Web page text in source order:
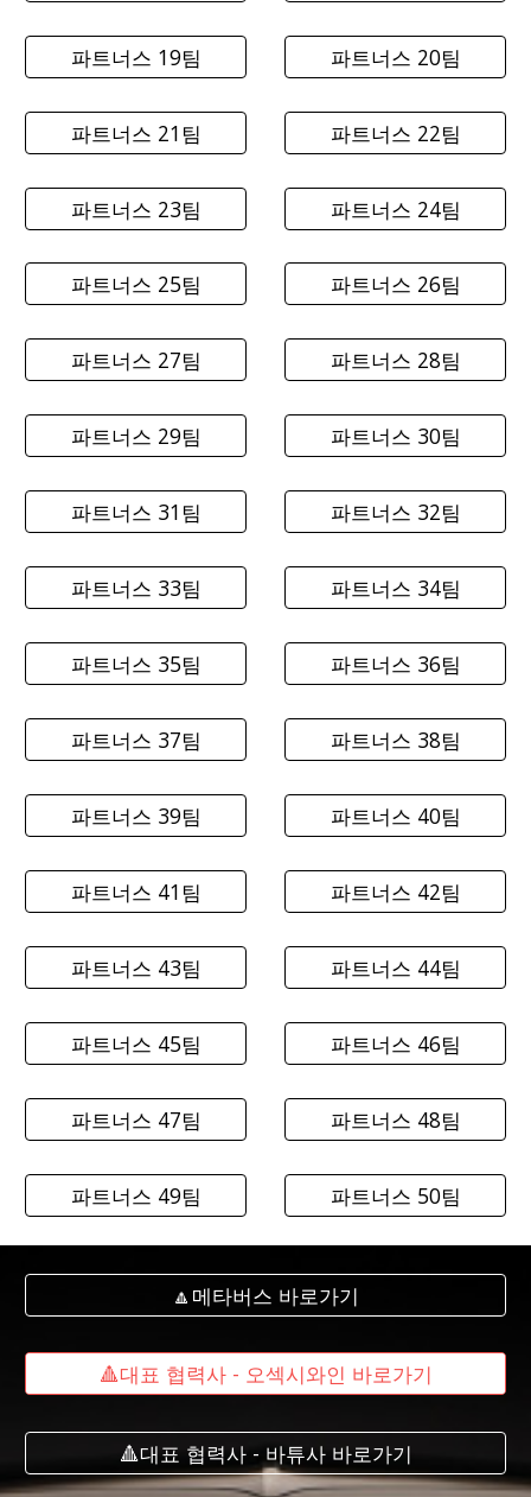
파트너스 19팀
파트너스 21팀
파트너스 23팀
파트너스 25팀
파트너스 27팀
파트너스 29팀
파트너스 31팀
파트너스 33팀
파트너스 35팀
파트너스 37팀
파트너스 39팀
파트너스 41팀
파트너스 43팀
파트너스 45팀
파트너스 47팀
파트너스 49팀
파트너스 20팀
파트너스 22팀
파트너스 24팀
파트너스 26팀
파트너스 28팀
파트너스 30팀
파트너스 32팀
파트너스 34팀
파트너스 36팀
파트너스 38팀
파트너스 40팀
파트너스 42팀
파트너스 44팀
파트너스 46팀
파트너스 48팀
파트너스 50팀
🔼메타버스 바로가기
🔺대표 협력사 - 오섹시와인 바로가기
🔺대표 협력사 - 바튜사 바로가기